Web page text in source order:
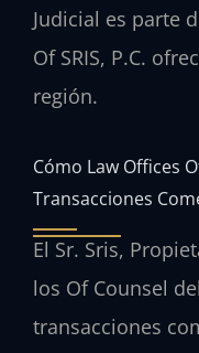
Judicial es parte
Of SRIS, P.C.
región.
Cómo Law Offices
Transacciones
El Sr. Sris,
los Of Counsel
transacciones